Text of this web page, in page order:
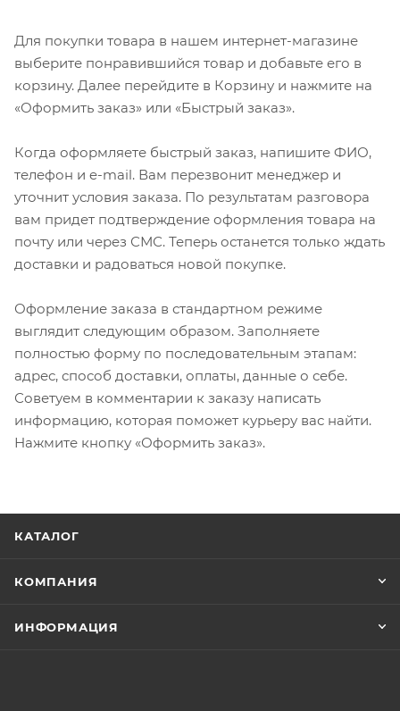
Для покупки товара в нашем интернет-магазине
выберите понравившийся товар и добавьте его в
корзину. Далее перейдите в Корзину и нажмите на
«Оформить заказ» или «Быстрый заказ».
Когда оформляете быстрый заказ, напишите ФИО,
телефон и e-mail. Вам перезвонит менеджер и
уточнит условия заказа. По результатам разговора
вам придет подтверждение оформления товара на
почту или через СМС. Теперь останется только ждать
доставки и радоваться новой покупке.
Оформление заказа в стандартном режиме
выглядит следующим образом. Заполняете
полностью форму по последовательным этапам:
адрес, способ доставки, оплаты, данные о себе.
Советуем в комментарии к заказу написать
информацию, которая поможет курьеру вас найти.
Нажмите кнопку «Оформить заказ».
КАТАЛОГ
КОМПАНИЯ
ИНФОРМАЦИЯ